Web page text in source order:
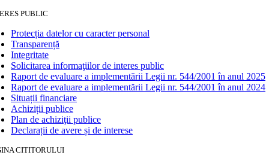
PUBLIC
Protecția datelor cu caracter personal
Transparență
Integritate
Solicitarea informaţiilor de interes public
Raport de evaluare a implementării Legii nr. 544/2001 în anul 2025
Raport de evaluare a implementării Legii nr. 544/2001 în anul 2024
Situații financiare
Achiziții publice
Plan de achiziţii publice
Declarații de avere și de interese
CITITORULUI